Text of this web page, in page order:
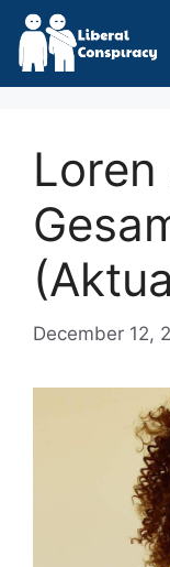
Skip
content
Loren
December 12,